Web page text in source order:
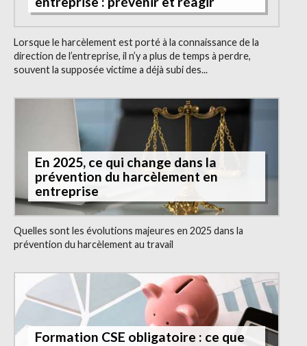
Lorsque le harcèlement est porté à la connaissance de la
direction de l’entreprise, il n’y a plus de temps à perdre,
souvent la supposée victime a déjà subi des...
En 2025, ce qui change dans la
prévention du harcèlement en
entreprise
Quelles sont les évolutions majeures en 2025 dans la
prévention du harcèlement au travail
Formation CSE obligatoire : ce que